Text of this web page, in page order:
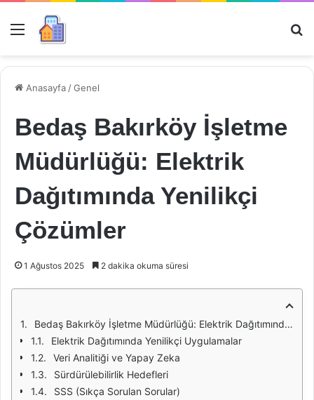
Menü
Anasayfa /Genel
Bedaş Bakırköy İşletme
Müdürlüğü: Elektrik
Dağıtımında Yenilikçi
Çözümler
1 Ağustos 2025 2 dakika okuma süresi
Bedaş Bakırköy İşletme Müdürlüğü: Elektrik Dağıtımında Yenilikçi Çözümler
Elektrik Dağıtımında Yenilikçi Uygulamalar
Veri Analitiği ve Yapay Zeka
Sürdürülebilirlik Hedefleri
SSS (Sıkça Sorulan Sorular)